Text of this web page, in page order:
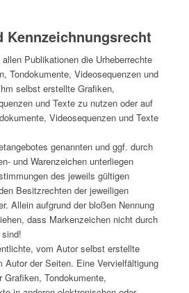
Kennzeichnungsrecht
Publikationen die Urheberrechte
Tondokumente, Videosequenzen und
selbst erstellte Grafiken,
und Texte zu nutzen oder auf
Videosequenzen und Texte
genannten und ggf. durch
und Warenzeichen unterliegen
des jeweils gültigen
Besitzrechten der jeweiligen
Allein aufgrund der bloßen Nennung
dass Markenzeichen nicht durch
vom Autor selbst erstellte
Autor der Seiten. Eine Vervielfältigung
Grafiken, Tondokumente,